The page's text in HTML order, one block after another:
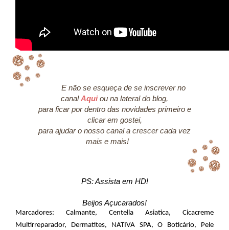
E não se esqueça de se inscrever no
canalAquiou na lateral do blog,
para ficar por dentro das novidades primeiro e
clicar em gostei,
para ajudar o nosso canal a crescer cada vez
mais e mais!
PS: Assista em HD!
Beijos Açucarados!
Marcadores: Calmante, Centella Asiatica, Cicacreme
Multirreparador, Dermatites, NATIVA SPA,O Boticário, Pele